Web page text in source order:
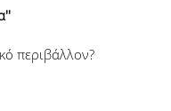
περιβάλλον?